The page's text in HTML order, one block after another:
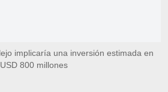
implicaría una inversión estimada en
USD 800 millones